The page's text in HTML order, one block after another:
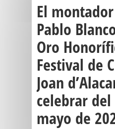
El
Pablo
Oro
Festival de
Joan
celebrar
mayo de